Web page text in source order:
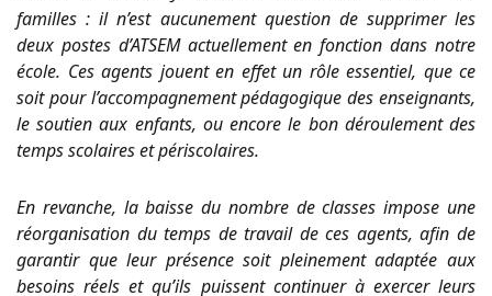
familles : il n’est aucunement question de supprimer les
deux postes d’ATSEM actuellement en fonction dans notre
école. Ces agents jouent en effet un rôle essentiel, que ce
soit pour l’accompagnement pédagogique des enseignants,
le soutien aux enfants, ou encore le bon déroulement des
temps scolaires et périscolaires.
En revanche, la baisse du nombre de classes impose une
réorganisation du temps de travail de ces agents, afin de
garantir que leur présence soit pleinement adaptée aux
besoins réels et qu’ils puissent continuer à exercer leurs